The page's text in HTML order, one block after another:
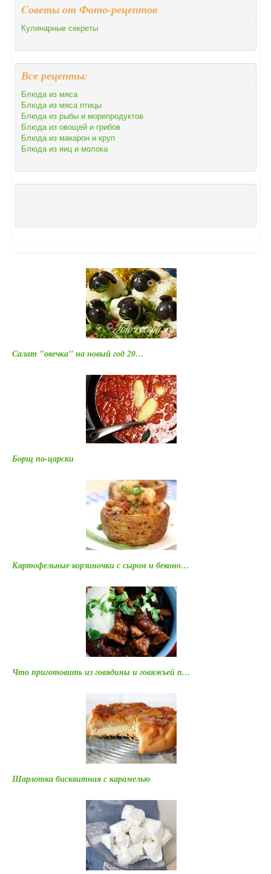
Cоветы от Фото-рецептов
Кулинарные секреты
Все рецепты:
Блюда из мяса
Блюда из мяса птицы
Блюда из рыбы и морепродуктов
Блюда из овощей и грибов
Блюда из макарон и круп
Блюда из яиц и молока
Салат "овечка" на новый год 20…
Борщ по-царски
Картофельные корзиночки с сыром и беконо…
Что приготовить из говядины и говяжьей п…
Шарлотка бисквитная с карамелью